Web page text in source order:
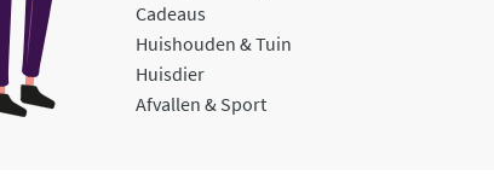
Cadeaus
Huishouden & Tuin
Huisdier
Afvallen & Sport